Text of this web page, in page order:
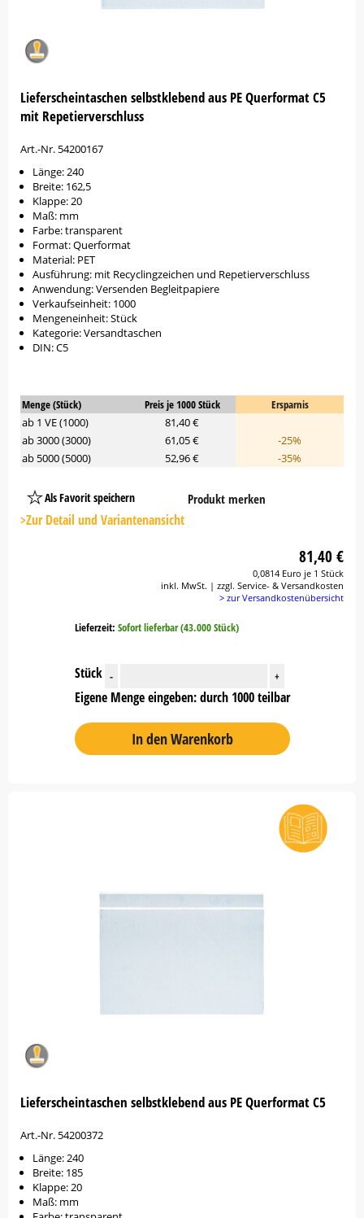
Lieferscheintaschen selbstklebend aus PE Querformat C5
mit Repetierverschluss
Art.-Nr. 54200167
Länge: 240
Breite: 162,5
Klappe: 20
Maß: mm
Farbe: transparent
Format: Querformat
Material: PET
Ausführung: mit Recyclingzeichen und Repetierverschluss
Anwendung: Versenden Begleitpapiere
Verkaufseinheit: 1000
Mengeneinheit: Stück
Kategorie: Versandtaschen
DIN: C5
Menge (Stück) Preis je 1000 Stück
Ersparnis
ab 1 VE (1000)
81,40 €
ab 3000 (3000)
61,05 €
-25%
ab 5000 (5000)
52,96 € -35%
Als Favorit speichern
Platzhalter
Button
Produkt merken
>Zur Detail und Variantenansicht
81,40 €
0,0814 Euro je 1 Stück
inkl. MwSt. | zzgl. Service- & Versandkosten
> zur Versandkostenübersicht
Lieferzeit: Sofort lieferbar (43.000 Stück)
Stück - +
Eigene Menge eingeben: durch 1000 teilbar
In den Warenkorb
Lieferscheintaschen selbstklebend aus PE Querformat C5
Art.-Nr. 54200372
Länge: 240
Breite: 185
Klappe: 20
Maß: mm